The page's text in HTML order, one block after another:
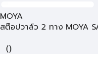
MOYA
สต๊อปวาล์ว 2 ทาง MOYA
()